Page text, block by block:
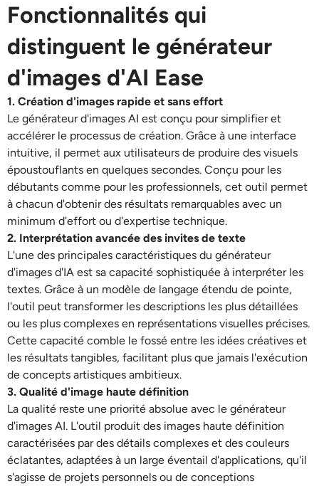
Fonctionnalités qui
distinguent le générateur
d'images d'AI Ease
1. Création d'images rapide et sans effort
Le générateur d'images AI est conçu pour simplifier et
accélérer le processus de création. Grâce à une interface
intuitive, il permet aux utilisateurs de produire des visuels
époustouflants en quelques secondes. Conçu pour les
débutants comme pour les professionnels, cet outil permet
à chacun d'obtenir des résultats remarquables avec un
minimum d'effort ou d'expertise technique.
2. Interprétation avancée des invites de texte
L'une des principales caractéristiques du générateur
d'images d'IA est sa capacité sophistiquée à interpréter les
textes. Grâce à un modèle de langage étendu de pointe,
l'outil peut transformer les descriptions les plus détaillées
ou les plus complexes en représentations visuelles précises.
Cette capacité comble le fossé entre les idées créatives et
les résultats tangibles, facilitant plus que jamais l'exécution
de concepts artistiques ambitieux.
3. Qualité d'image haute définition
La qualité reste une priorité absolue avec le générateur
d'images AI. L'outil produit des images haute définition
caractérisées par des détails complexes et des couleurs
éclatantes, adaptées à un large éventail d'applications, qu'il
s'agisse de projets personnels ou de conceptions